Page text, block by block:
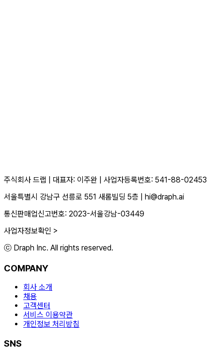
주식회사 드랩 대표자: 이주완
사업자등록번호: 541-88-02453
서울특별시 강남구 선릉로 551 새롬빌딩 5층
hi@draph.ai
통신판매업신고번호: 2023-서울강남-03449
사업자정보확인 >
ⓒ Draph Inc. All rights reserved.
COMPANY
회사 소개
채용
고객센터
서비스 이용약관
개인정보 처리방침
SNS